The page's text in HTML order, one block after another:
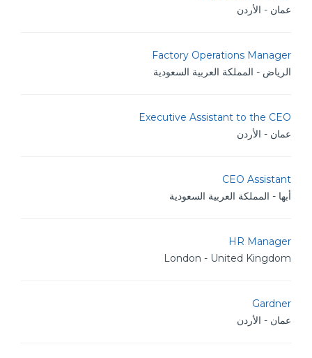
عمان - الأردن
Factory Operations Manager
الرياض - المملكة العربية السعودية
Executive Assistant to the CEO
عمان - الأردن
CEO Assistant
أبها - المملكة العربية السعودية
HR Manager
London - United Kingdom
Gardner
عمان - الأردن